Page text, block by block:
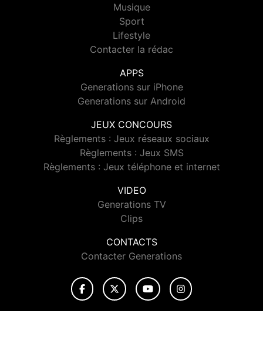
Musique
Sport
Lifestyle
Contacter la rédac
APPS
Generations sur iPhone
Generations sur Android
JEUX CONCOURS
Règlements : Jeux réseaux sociaux
Règlements : Jeux SMS
Règlements : Jeux téléphone et internet
VIDEO
Generations TV
Clips
CONTACTS
Contacter Generations